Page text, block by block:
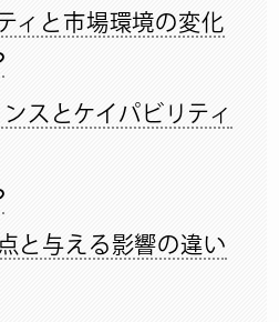
ィと市場環境の変化
スとケイパビリティ
と与える影響の違い